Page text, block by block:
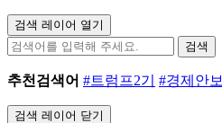
검색 레이어 열기
검색
추천검색어 #트럼프2기 #경제안보
검색 레이어 닫기